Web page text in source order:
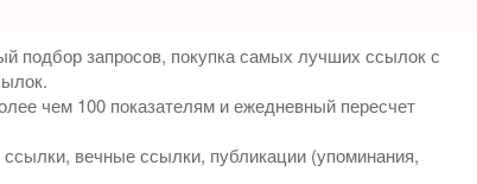
подбор запросов, покупка самых лучших ссылок с
чем 100 показателям и ежедневный пересчет
вечные ссылки, публикации (упоминания,